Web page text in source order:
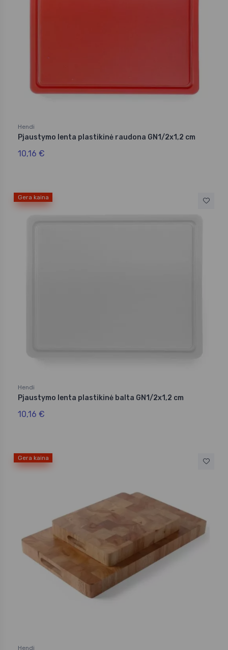
Hendi
Pjaustymo lenta plastikinė raudona GN1/2x1,2 cm
10,16 €
Gera kaina
Hendi
Pjaustymo lenta plastikinė balta GN1/2x1,2 cm
10,16 €
Gera kaina
Hendi